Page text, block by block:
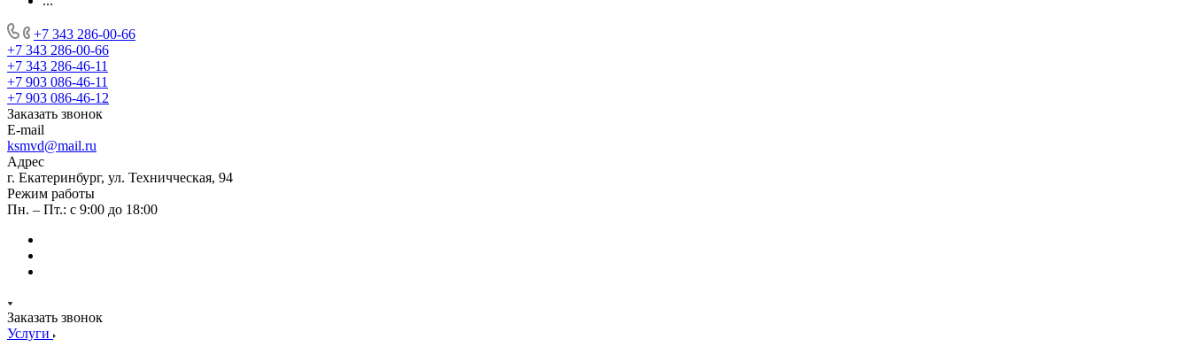
+7 343 286-00-66
+7 343 286-00-66
+7 343 286-46-11
+7 903 086-46-11
+7 903 086-46-12
Заказать звонок
E-mail
ksmvd@mail.ru
Адрес
г. Екатеринбург, ул. Техничческая, 94
Режим работы
Пн. – Пт.: с 9:00 до 18:00
Заказать звонок
Услуги